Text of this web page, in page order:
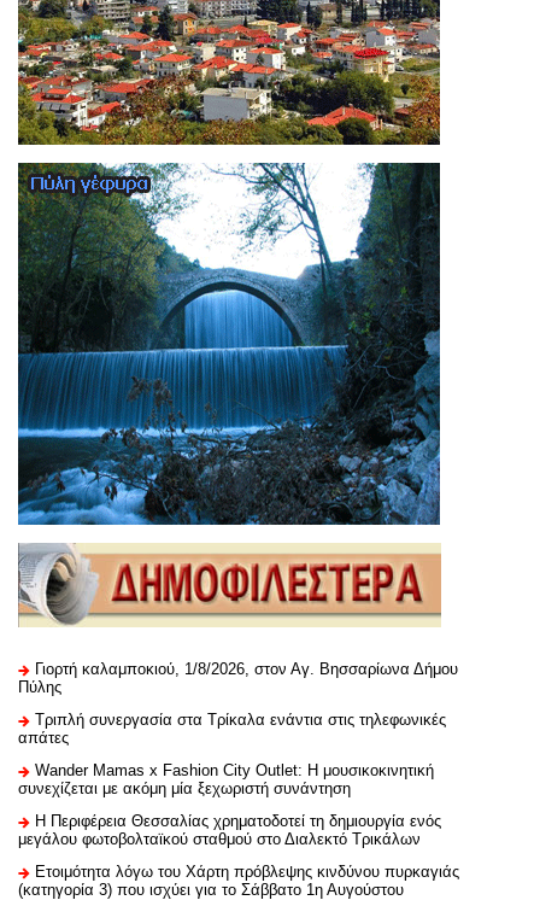
Γιορτή καλαμποκιού, 1/8/2026, στον Αγ. Βησσαρίωνα Δήμου
Πύλης
Τριπλή συνεργασία στα Τρίκαλα ενάντια στις τηλεφωνικές
απάτες
Wander Mamas x Fashion City Outlet: Η μουσικοκινητική
συνεχίζεται με ακόμη μία ξεχωριστή συνάντηση
H Περιφέρεια Θεσσαλίας χρηματοδοτεί τη δημιουργία ενός
μεγάλου φωτοβολταϊκού σταθμού στο Διαλεκτό Τρικάλων
Ετοιμότητα λόγω του Χάρτη πρόβλεψης κινδύνου πυρκαγιάς
(κατηγορία 3) που ισχύει για το Σάββατο 1η Αυγούστου